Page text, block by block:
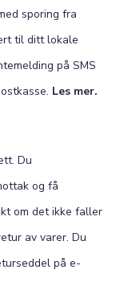
sporing fra
til ditt lokale
på SMS
Les mer.
Du
og få
om det ikke faller
av varer. Du
på e-